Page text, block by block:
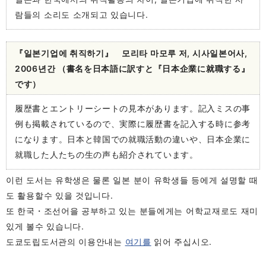
람들의 소리도 소개되고 있습니다.
『일본기업에 취직하기』 모리타 마모루 저, 시사일본어사,
2006년간 （書名を日本語に訳すと『日本企業に就職する』
です）
履歴書とエントリーシートの見本があります。記入ミスの事
例も掲載されているので、実際に履歴書を記入する時に参考
になります。日本と韓国での就職活動の違いや、日本企業に
就職した人たちの生の声も紹介されています。
이런 도서는 유학생은 물론 일본 분이 유학생들 등에게 설명할 때
도 활용할수 있을 것입니다.
또 한국・조선어을 공부하고 있는 분들에게는 어학교재로도 재미
있게 볼수 있습니다.
도쿄도립도서관의 이용안내는 여기를 읽어 주십시오.